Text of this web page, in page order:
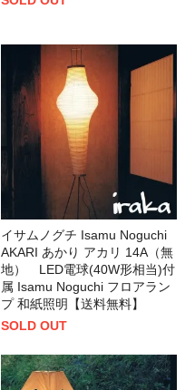
イサムノグチ Isamu Noguchi
AKARI あかり アカリ 14A（無
地） LED電球(40W形相当)付
属 Isamu Noguchi フロアラン
プ 和紙照明【送料無料】
SOLD OUT